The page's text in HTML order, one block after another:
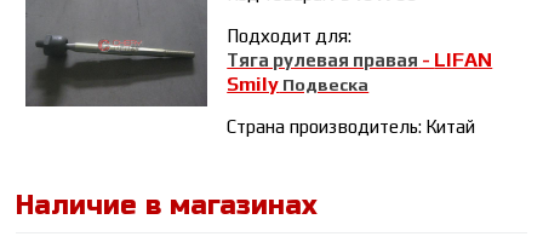
Подходит для:
Тяга рулевая правая - LIFAN
Smily Подвеска
Страна производитель: Китай
Наличие в магазинах